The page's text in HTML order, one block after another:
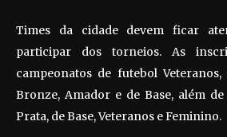
Times da cidade devem ficar
participar dos torneios. As
campeonatos de futebol
Bronze, Amador e de Base, além
Prata, de Base, Veteranos e Feminino.